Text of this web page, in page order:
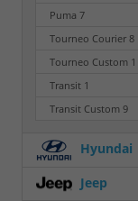
Puma 7
Tourneo Courier 8
Tourneo Custom 1
Transit 1
Transit Custom 9
Hyundai
Jeep